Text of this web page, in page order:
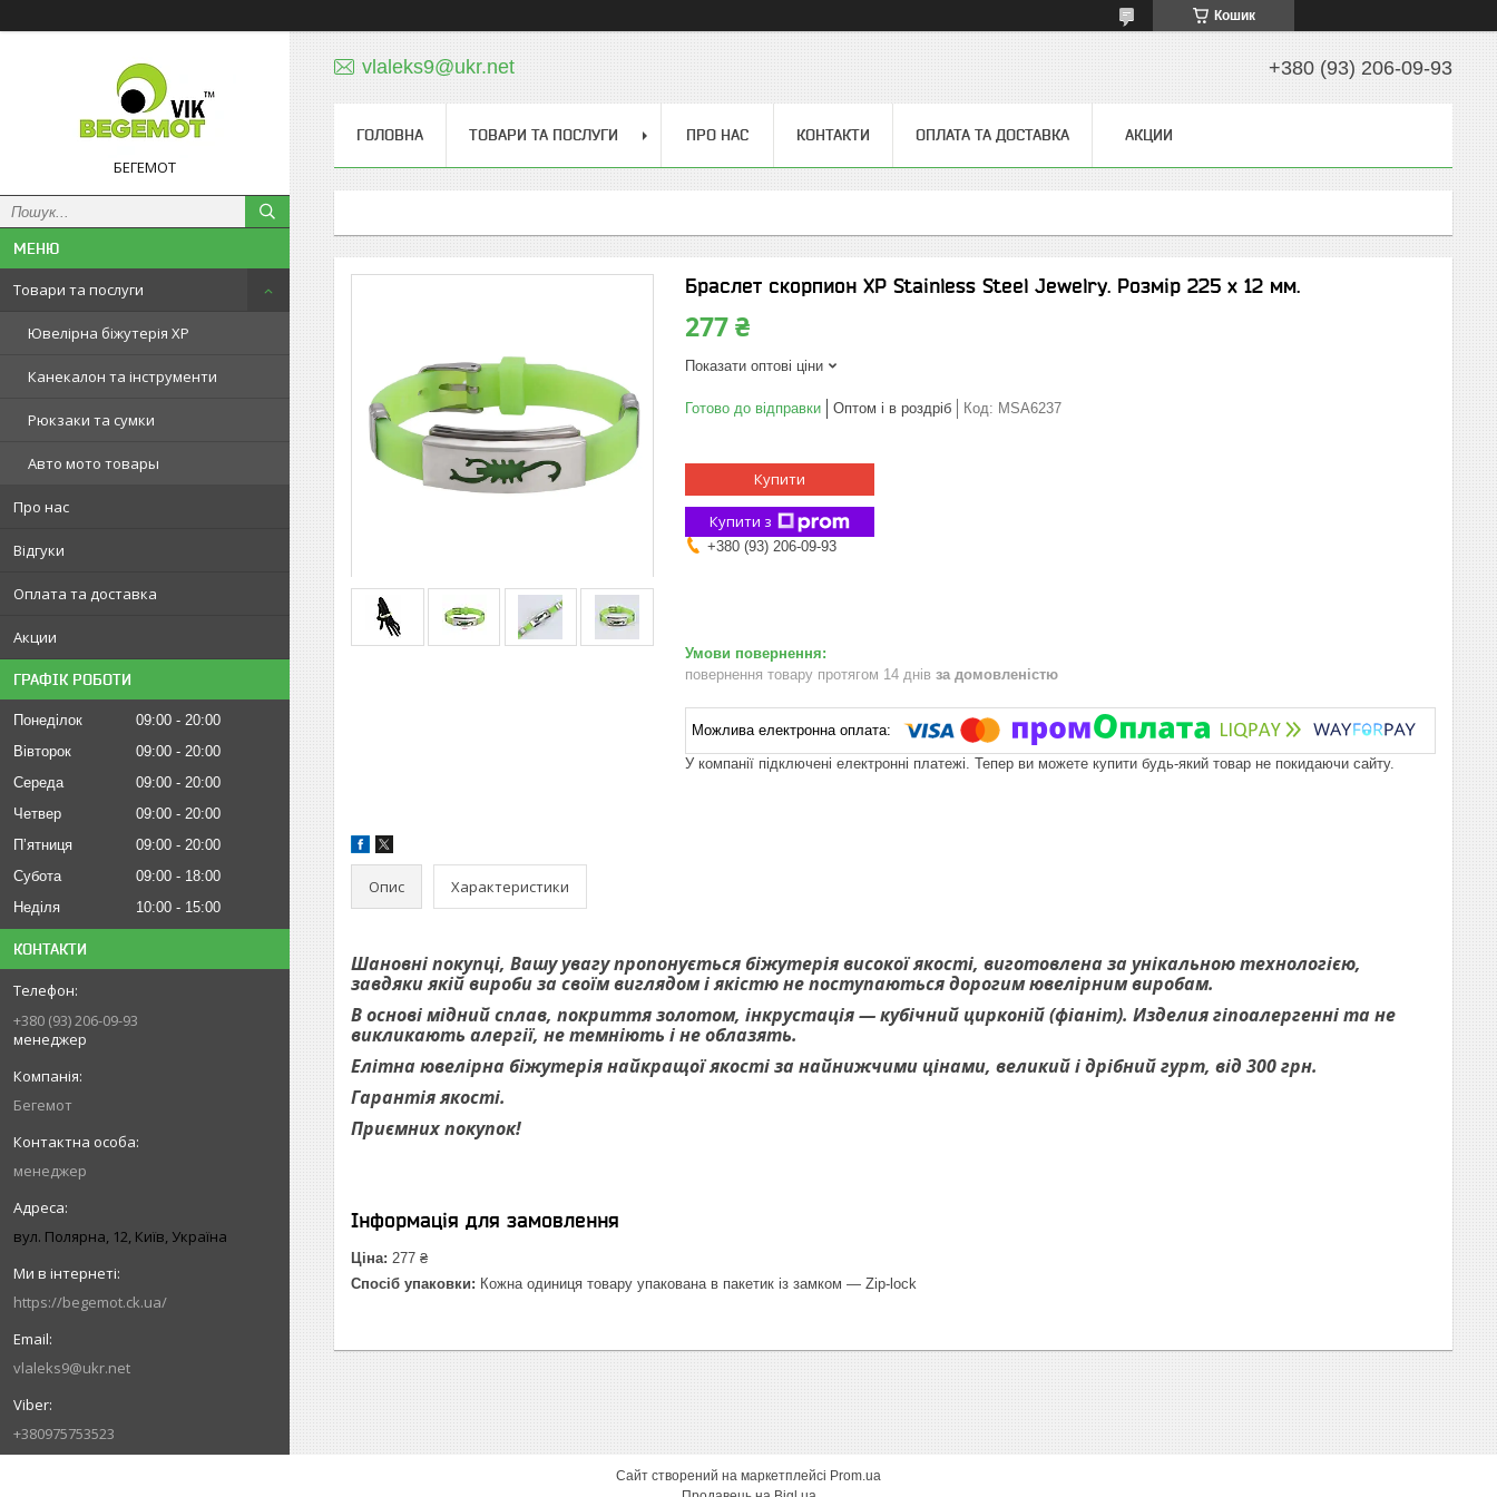
Кошик
БЕГЕМОТ
Товари та послуги
Ювелірна біжутерія XP
Канекалон та інструменти
Рюкзаки та сумки
Авто мото товары
Про нас
Відгуки
Оплата та доставка
Акции
ГРАФІК РОБОТИ
Понеділок 09:00
20:00
Вівторок
09:00
20:00
Середа
09:00
20:00
Четвер
09:00
20:00
Пʼятниця
09:00
20:00
Субота
09:00
18:00
Неділя
10:00 15:00
КОНТАКТИ
+380 (93) 206-09-93
менеджер
Бегемот
менеджер
вул. Полярна, 12, Київ, Україна
https://begemot.ck.ua/
vlaleks9@ukr.net
+380975753523
vlaleks9@ukr.net +380 (93) 206-09-93
ГОЛОВНА ТОВАРИ ТА ПОСЛУГИ ПРО НАС КОНТАКТИ ОПЛАТА ТА ДОСТАВКА АКЦИИ
Браслет скорпион ХР Stainless Steel Jewelry. Розмір 225 х 12 мм.
277 ₴
Показати оптові ціни
Готово до відправки Оптом і в роздріб Код: MSA6237
Купити
Купити з
+380 (93) 206-09-93
повернення товару протягом 14 днів за домовленістю
У компанії підключені електронні платежі. Тепер ви можете купити будь-який товар не покидаючи сайту.
Опис Характеристики
Шановні покупці, Вашу увагу пропонується біжутерія високої якості, виготовлена за унікальною технологією,
завдяки якій вироби за своїм виглядом і якістю не поступаються дорогим ювелірним виробам.
В основі мідний сплав, покриття золотом, інкрустація — кубічний цирконій (фіаніт). Изделия гіпоалергенні та не
викликають алергії, не темніють і не облазять.
Елітна ювелірна біжутерія найкращої якості за найнижчими цінами, великий і дрібний гурт, від 300 грн.
Гарантія якості.
Приємних покупок!
Інформація для замовлення
Ціна: 277 ₴
Спосіб упаковки: Кожна одиниця товару упакована в пакетик із замком — Zip-lock
Сайт створений на маркетплейсі Prom.ua